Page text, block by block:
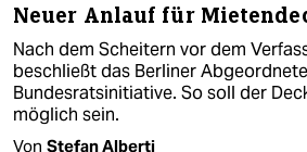
Neuer Anlauf für
Nach dem Scheitern vor dem
beschließt das Berliner
Bundesratsinitiative. So soll der
möglich sein.
Von Stefan Alberti